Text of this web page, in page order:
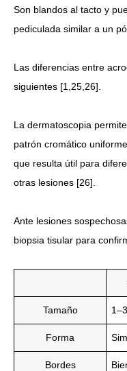
Son blandos al tacto y
pediculada similar a un
Las diferencias entre
siguientes [1,25,26].
La dermatoscopia
patrón cromático
que resulta útil para
otras lesiones [26].
Ante lesiones
biopsia tisular para
Tamaño
Forma
Bordes